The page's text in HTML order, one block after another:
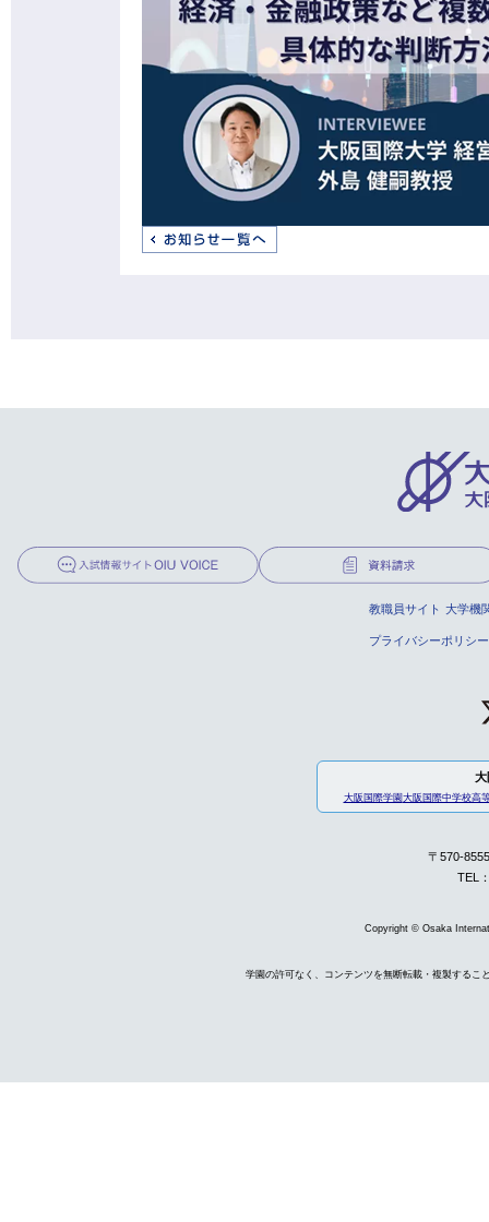
教職員サイト 大学機
プライバシーポリシー
大
大阪国際学園大阪国際中学校高
〒570-
TEL
Copyright © Osaka
学園の許可なく、コンテンツを無断転載・複製するこ